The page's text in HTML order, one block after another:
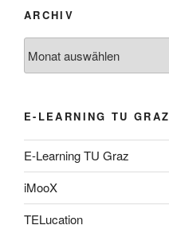
ARCHIV
E-LEARNING TU GRAZ
E-Learning TU Graz
iMooX
TELucation